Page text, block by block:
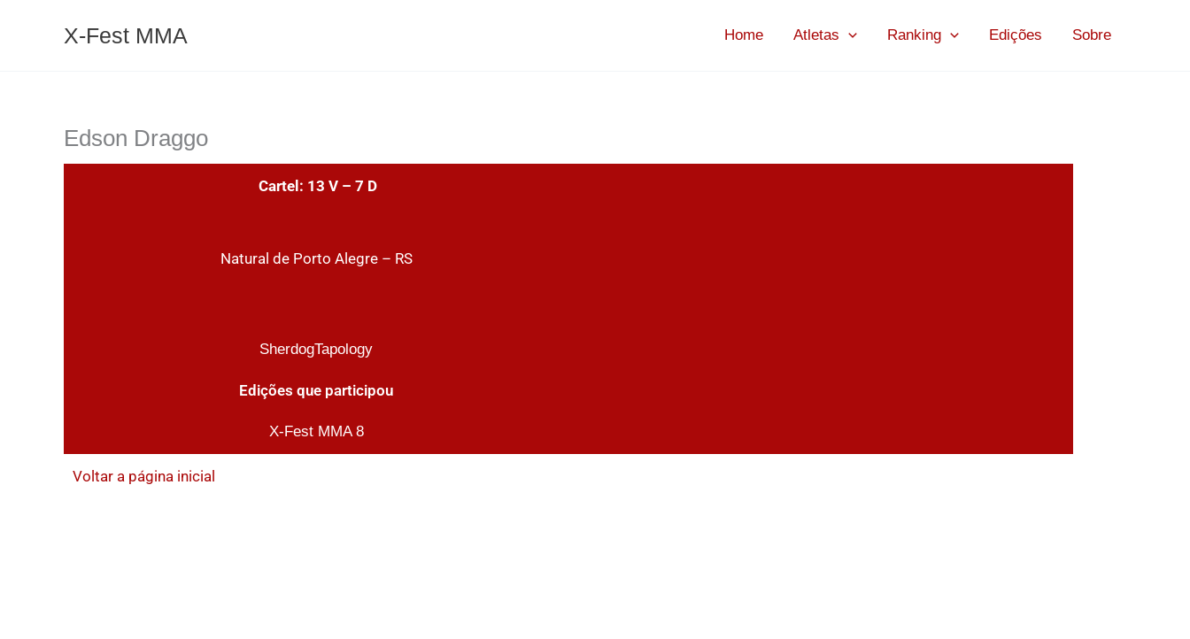
X-Fest MMA Home Atletas Ranking Edições Sobre
Edson Draggo
Cartel: 13 V – 7 D
Natural de Porto Alegre – RS
SherdogTapology
Edições que participou
X-Fest MMA 8
Voltar a página inicial